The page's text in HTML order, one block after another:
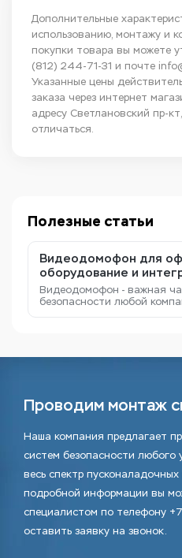
Дополнительные
использованию, монтажу и
покупки товара вы можете
(812) 244-71-31 и почте
Указанные цены
заказа через интернет
адресу Светлановский пр-
отличаться.
Полезные статьи
Видеодомофон для
оборудование и
Видеодомофон - важная
безопасности любой
Проводим монтаж
Наша компания предлагает
систем безопасности любого
весь спектр
подробной информации вы
специалистом по телефону
оставить заявку на звонок.